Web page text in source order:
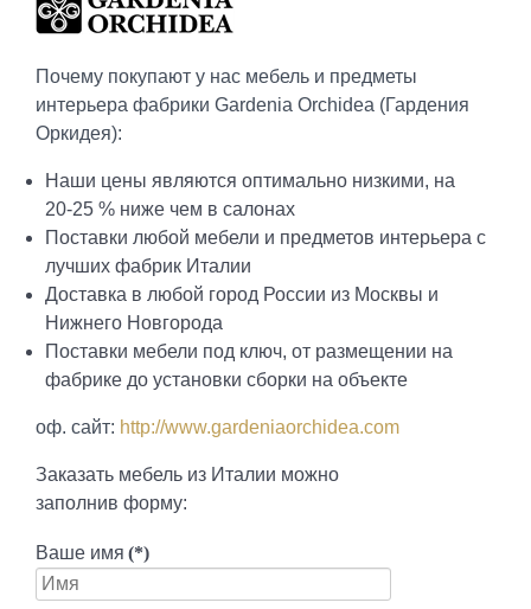
Почему покупают у нас мебель и предметы
интерьера фабрики Gardenia Orchidea (Гардения
Оркидея):
Наши цены являются оптимально низкими, на
20-25 % ниже чем в салонах
Поставки любой мебели и предметов интерьера с
лучших фабрик Италии
Доставка в любой город России из Москвы и
Нижнего Новгорода
Поставки мебели под ключ, от размещении на
фабрике до установки сборки на объекте
оф. сайт: http://www.gardeniaorchidea.com
Заказать мебель из Италии можно
заполнив форму:
Ваше имя (*)